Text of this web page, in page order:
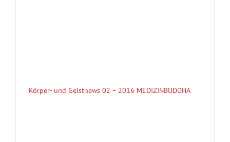
Körper- und Geistnews 02 – 2016 MEDIZINBUDDHA